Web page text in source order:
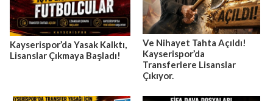
Kayserispor’da Yasak Kalktı,
Lisanslar Çıkmaya Başladı!
Ve Nihayet Tahta Açıldı!
Kayserispor’da
Transferlere Lisanslar
Çıkıyor.